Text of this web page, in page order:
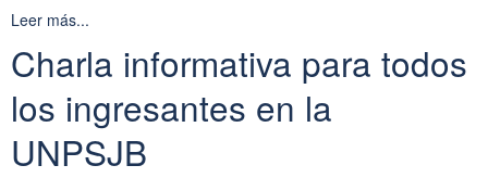
Leer más...
Charla informativa para todos
los ingresantes en la
UNPSJB